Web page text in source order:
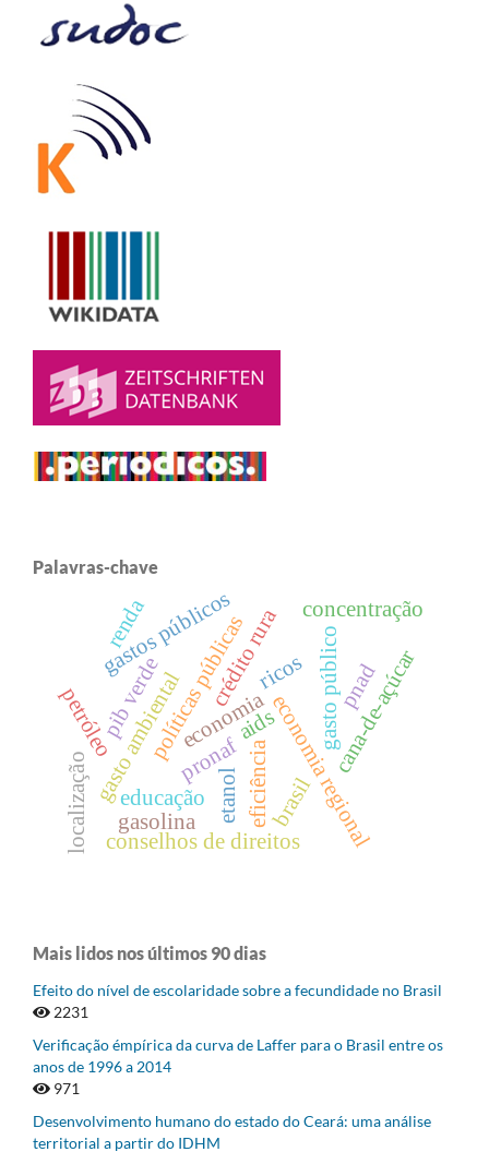
Palavras-chave
economia
políticas públicas
economia regional
aids gasto público
gasto ambiental eficiência
gastos públicos
educação
pronaf
conselhos de direitos
crédito rura
pib verde
concentração
cana-de-açúcar
etanol
petróleo
gasolina
ricos
renda
pnad
brasil
localização
Mais lidos nos últimos 90 dias
Efeito do nível de escolaridade sobre a fecundidade no Brasil
2231
Verificação émpírica da curva de Laffer para o Brasil entre os
anos de 1996 a 2014
971
Desenvolvimento humano do estado do Ceará: uma análise
territorial a partir do IDHM